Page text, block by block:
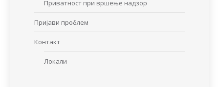
Приватност при вршење надзор
Пријави проблем
Контакт
Локали